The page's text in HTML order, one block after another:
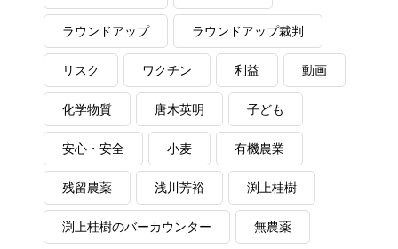
ラウンドアップ ラウンドアップ裁判
リスク ワクチン 利益 動画
化学物質 唐木英明 子ども
安心・安全 小麦 有機農業
残留農薬 浅川芳裕 渕上桂樹
渕上桂樹のバーカウンター 無農薬